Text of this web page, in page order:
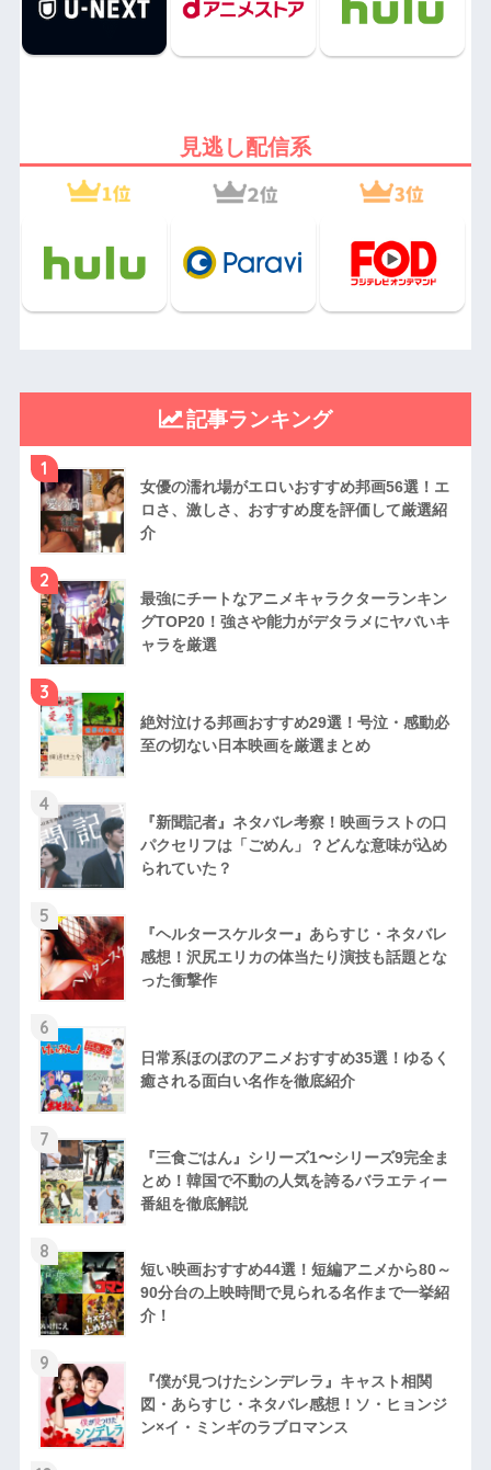
見逃し配信系
記事ランキング
1
女優の濡れ場がエロいおすすめ邦画56選！エ
ロさ、激しさ、おすすめ度を評価して厳選紹
介
2
最強にチートなアニメキャラクターランキン
グTOP20！強さや能力がデタラメにヤバいキ
ャラを厳選
3
絶対泣ける邦画おすすめ29選！号泣・感動必
至の切ない日本映画を厳選まとめ
4
『新聞記者』ネタバレ考察！映画ラストの口
パクセリフは「ごめん」？どんな意味が込め
られていた？
5
『ヘルタースケルター』あらすじ・ネタバレ
感想！沢尻エリカの体当たり演技も話題とな
った衝撃作
6
日常系ほのぼのアニメおすすめ35選！ゆるく
癒される面白い名作を徹底紹介
7
『三食ごはん』シリーズ1〜シリーズ9完全ま
とめ！韓国で不動の人気を誇るバラエティー
番組を徹底解説
8
短い映画おすすめ44選！短編アニメから80～
90分台の上映時間で見られる名作まで一挙紹
介！
9
『僕が見つけたシンデレラ』キャスト相関
図・あらすじ・ネタバレ感想！ソ・ヒョンジ
ン×イ・ミンギのラブロマンス